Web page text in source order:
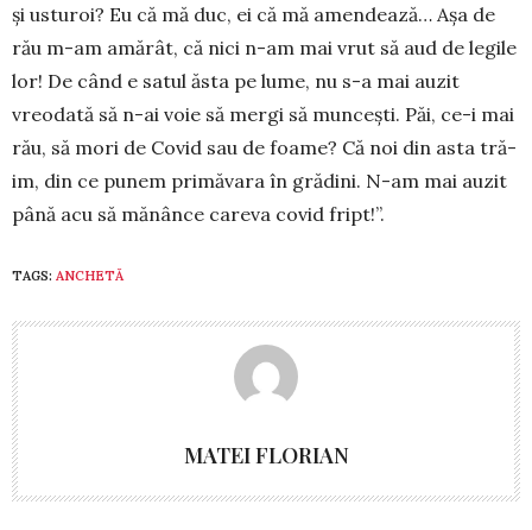
și usturoi? Eu că mă duc, ei că mă amendează… Așa de
rău m-am amă­rât, că nici n-am mai vrut să aud de legile
lor! De când e satul ăsta pe lume, nu s-a mai auzit
vreodată să n-ai voie să mergi să muncești. Păi, ce-i mai
rău, să mori de Covid sau de foame? Că noi din asta tră­­
im, din ce punem primăvara în grădini. N-am mai auzit
până acu să mănânce careva covid fript!”.
TAGS: ANCHETĂ
MATEI FLORIAN